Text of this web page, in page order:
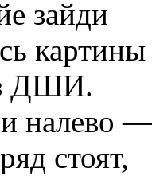
зайди
картины
ДШИ.
налево
стоят,